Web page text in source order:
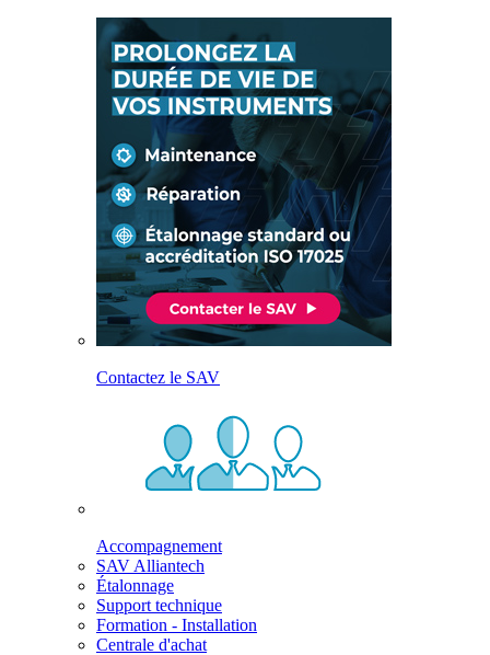
Contactez le SAV
Accompagnement
SAV Alliantech
Étalonnage
Support technique
Formation - Installation
Centrale d'achat